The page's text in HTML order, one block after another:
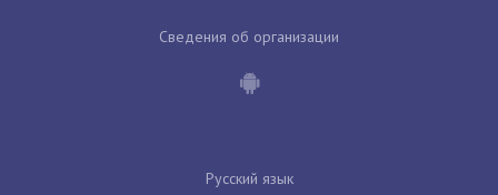
Сведения об организации
Русский язык